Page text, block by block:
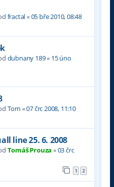
fractal«05 bře 2010, 08:48
dubnany 189« 15 úno
Tom «07 črc 2008, 11:10
line 25. 6. 2008
Tomáš Prouza «03 črc
1 2